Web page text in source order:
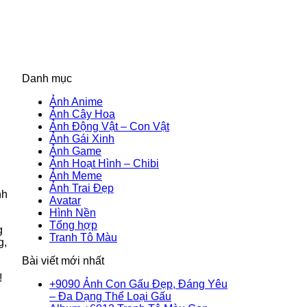
Danh mục
Ảnh Anime
Ảnh Cây Hoa
Ảnh Động Vật – Con Vật
Ảnh Gái Xinh
Ảnh Game
Ảnh Hoạt Hình – Chibi
Ảnh Meme
Ảnh Trai Đẹp
Avatar
Hình Nền
Tổng hợp
Tranh Tô Màu
Bài viết mới nhất
+9090 Ảnh Con Gấu Đẹp, Đáng Yêu
– Đa Dạng Thể Loại Gấu